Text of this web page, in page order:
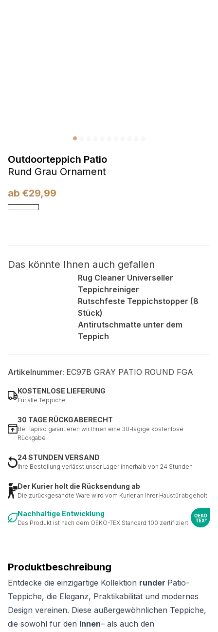
Outdoorteppich Patio
Rund Grau Ornament
ab €29,99
Produktbeschreibung
Entdecke die einzigartige Kollektion runder Patio-
Teppiche, die Eleganz, Praktikabilität und modernes
Design vereinen. Diese außergewöhnlichen Teppiche,
die sowohl für den Innen– als auch den
Das könnte Ihnen auch gefallen
Rug Cleaner Universeller
Teppichreiniger
Rutschfeste Teppichstopper (8
Stück)
Antirutschmatte unter dem
Teppich
Artikelnummer: EC97B GRAY PATIO ROUND FGA
KOSTENLOSE LIEFERUNG
Für alle Teppiche
30 TAGE RÜCKGABERECHT
Bei Tapiso garantieren wir Ihnen eine 30-tägige kostenlose
Rückgabe
24 STUNDEN VERSAND
Ihre Bestellung verlässt unser Lager innerhalb von 24 Stunden
Der Kurier holt die Rücksendung ab
Die zurückgesandte Ware wird vom Kurier an Ihrer Haustür abgeholt
Nachhaltige Entwicklung
Das Produkt ist nach dem OEKO-TEX Standard 100 zertifiziert
Marketing
Websites hinweg zu verfolgen. Das Ziel ist es, Anzeigen
anzuzeigen, die für den einzelnen Benutzer relevant und
ansprechend sind und somit wertvoller für Herausgeber und
Nicht kategorisiert.
Andere nicht kategorisierte Cookies sind solche, die
analysiert werden und noch keiner Kategorie zugeordnet
Alle ablehnen
Meine Einstellungen speichern
Alle akzeptieren